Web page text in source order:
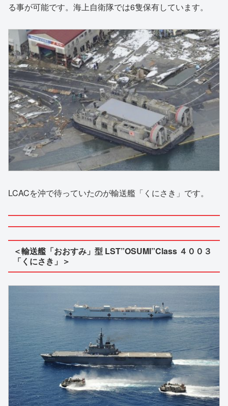
る事が可能です。海上自衛隊では6隻保有しています。
LCACを沖で待っていたのが輸送艦「くにさき」です。
＜輸送艦「おおすみ」型 LST”OSUMI”Class ４００３
「くにさき」＞